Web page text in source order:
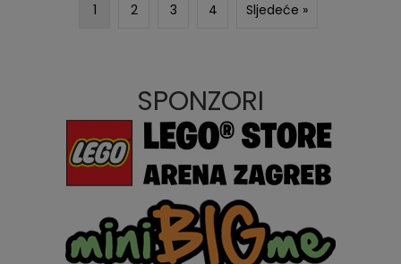
1 2 3 4 Sljedeće »
SPONZORI